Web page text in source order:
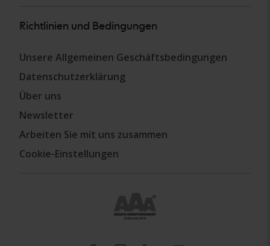
Richtlinien und Bedingungen
Unsere Allgemeinen Geschäftsbedingungen
Datenschutzerklärung
Über uns
Newsletter
Arbeiten Sie mit uns zusammen
Cookie-Einstellungen